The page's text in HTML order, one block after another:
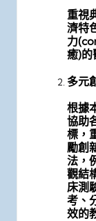
重視
濟特
力
癒)的
多元
根據
協助
標，
勵創
法，
觀結
床測
考、
效的